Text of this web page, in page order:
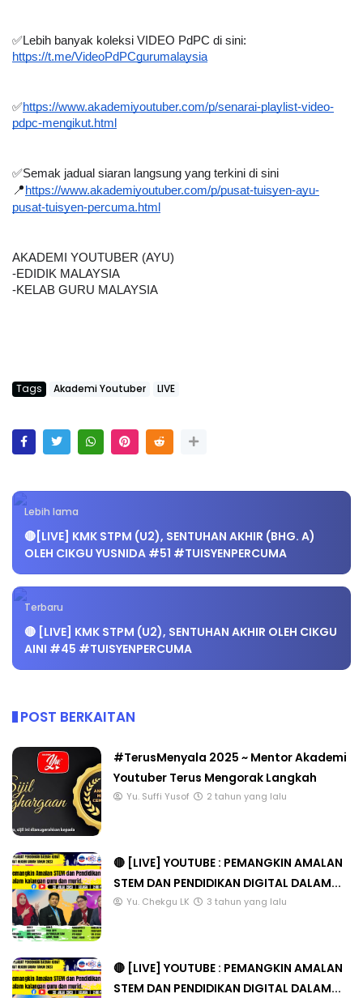
✅Lebih banyak koleksi VIDEO PdPC di sini:
https://t.me/VideoPdPCgurumalaysia
✅https://www.akademiyoutuber.com/p/senarai-playlist-video-
pdpc-mengikut.html
✅Semak jadual siaran langsung yang terkini di sini
📍 https://www.akademiyoutuber.com/p/pusat-tuisyen-ayu-
pusat-tuisyen-percuma.html
AKADEMI YOUTUBER (AYU)
-EDIDIK MALAYSIA
-KELAB GURU MALAYSIA
Tags Akademi Youtuber LIVE
Lebih lama
🔴[LIVE] KMK STPM (U2), SENTUHAN AKHIR (BHG. A)
OLEH CIKGU YUSNIDA #51 #TUISYENPERCUMA
Terbaru
🔴 [LIVE] KMK STPM (U2), SENTUHAN AKHIR OLEH CIKGU
AINI #45 #TUISYENPERCUMA
POST BERKAITAN
#TerusMenyala 2025 ~ Mentor Akademi
Youtuber Terus Mengorak Langkah
Yu. Suffi Yusof 2 tahun yang lalu
🔴 [LIVE] YOUTUBE : PEMANGKIN AMALAN
STEM DAN PENDIDIKAN DIGITAL DALAM...
Yu. Chekgu LK 3 tahun yang lalu
🔴 [LIVE] YOUTUBE : PEMANGKIN AMALAN
STEM DAN PENDIDIKAN DIGITAL DALAM...